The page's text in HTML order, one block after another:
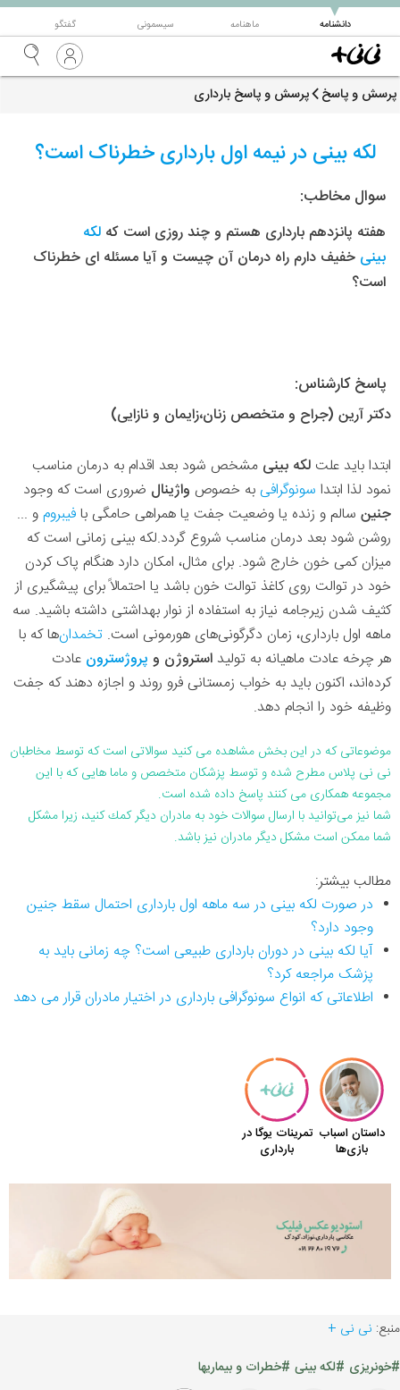
دانشنامه
▼ ماهنامه سیسمونی گفتگو
پرسش و پاسخ پرسش و پاسخ بارداری
لکه بینی در نیمه اول بارداری خطرناک است؟
سوال مخاطب:
هفته پانزدهم بارداری هستم و چند روزی است که لکه
بینی خفیف دارم راه درمان آن چیست و آیا مسئله ای خطرناک
است؟
پاسخ کارشناس:
دکتر آرین (جراح و متخصص زنان،زایمان و نازایی)
ابتدا باید علت لکه بینی مشخص شود بعد اقدام به درمان مناسب
نمود لذا ابتدا سونوگرافی به خصوص واژینال ضروری است که وجود
جنین سالم و زنده یا وضعیت جفت یا همراهی حامگی بافیبرومو ...
روشن شود بعد درمان مناسب شروع گردد.لکه بینی زمانی است که
میزان کمی خون خارج شود. برای مثال، امکان دارد هنگام پاک کردن
خود در توالت روی کاغذ توالت خون باشد یا احتمالاً برای پیشگیری از
کثیف شدن زیرجامه نیاز به استفاده از نوار بهداشتی داشته باشید. سه
ماهه اول بارداری، زمان دگرگونی‌های هورمونی است. تخمدان‌ها که با
هر چرخه عادت ماهیانه به تولید استروژن و پروژسترون عادت
کرده‌اند، اکنون باید به خواب زمستانی فرو روند و اجازه دهند که جفت
وظیفه خود را انجام دهد.
موضوعاتی که در این بخش مشاهده می کنید سوالاتی است که توسط مخاطبان
نی نی پلاس مطرح شده و توسط پزشکان متخصص و ماما هایی که با این
مجموعه همکاری می کنند پاسخ داده شده است.
شما نیز می‌توانید با ارسال سوالات خود به مادران دیگر كمك كنید، زیرا مشكل
شما ممكن است مشكل دیگر مادران نیز باشد.
مطالب بیشتر:
در صورت لکه بینی در سه ماهه‌ اول بارداری احتمال سقط جنین
وجود دارد؟
آیا لکه بینی در دوران بارداری طبیعی است؟ چه زمانی باید به
پزشک مراجعه کرد؟
اطلاعاتی که انواع سونوگرافی بارداری در اختیار مادران قرار می دهد
منبع: نی نی +
#خونریزی #لکه بینی #خطرات و بیماریها